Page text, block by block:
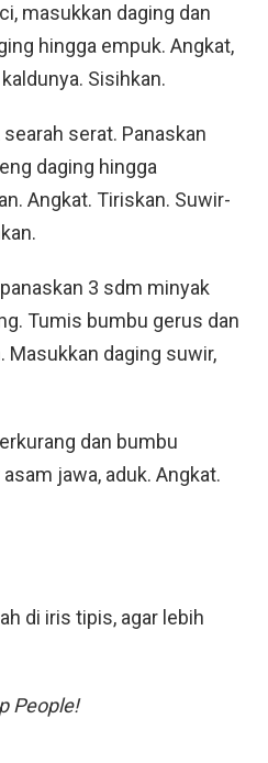
masukkan daging dan
hingga empuk. Angkat,
Sisihkan.
serat. Panaskan
daging hingga
Angkat. Tiriskan. Suwir-
3 sdm minyak
Tumis bumbu gerus dan
Masukkan daging suwir,
dan bumbu
jawa, aduk. Angkat.
di iris tipis, agar lebih
People!